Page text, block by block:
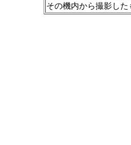
その機内から撮影した